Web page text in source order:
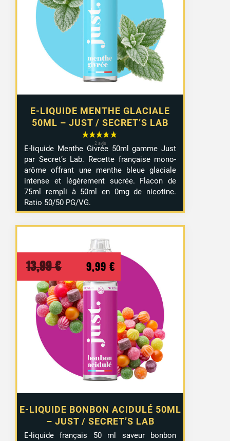
E-LIQUIDE MENTHE GLACIALE
50ML – JUST / SECRET’S LAB
initial
était :
13,99 €.
est :
9,99 €.
E-liquide Menthe Givrée 50ml gamme Just
par Secret’s Lab. Recette française mono-
arôme offrant une menthe bleue glaciale
intense et légèrement sucrée. Flacon de
75ml rempli à 50ml en 0mg de nicotine.
Ratio 50/50 PG/VG.
E-LIQUIDE BONBON ACIDULÉ 50ML
– JUST / SECRET’S LAB
13,99€
Le
prix
initial
était :
13,99 €.
9,99 €
prix
est :
9,99 €.
E-liquide français 50 ml saveur bonbon